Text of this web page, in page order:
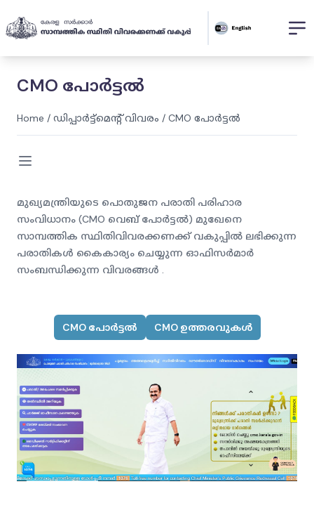
CMO പോർട്ടൽ
Home / ഡിപ്പാർട്ട്മെന്റ് വിവരം / CMO പോർട്ടൽ
മുഖ്യമന്ത്രിയുടെ പൊതുജന പരാതി പരിഹാര
സംവിധാനം (CMO വെബ് പോർട്ടൽ) മുഖേനെ
സാമ്പത്തിക സ്ഥിതിവിവരക്കണക്ക് വകുപ്പിൽ ലഭിക്കുന്ന
പരാതികൾ കൈകാര്യം ചെയ്യുന്ന ഓഫിസർമാർ
സംബന്ധിക്കുന്ന വിവരങ്ങൾ .
CMO പോർട്ടൽ CMO ഉത്തരവുകൾ